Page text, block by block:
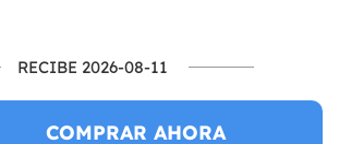
RECIBE 2026-08-11
COMPRAR AHORA